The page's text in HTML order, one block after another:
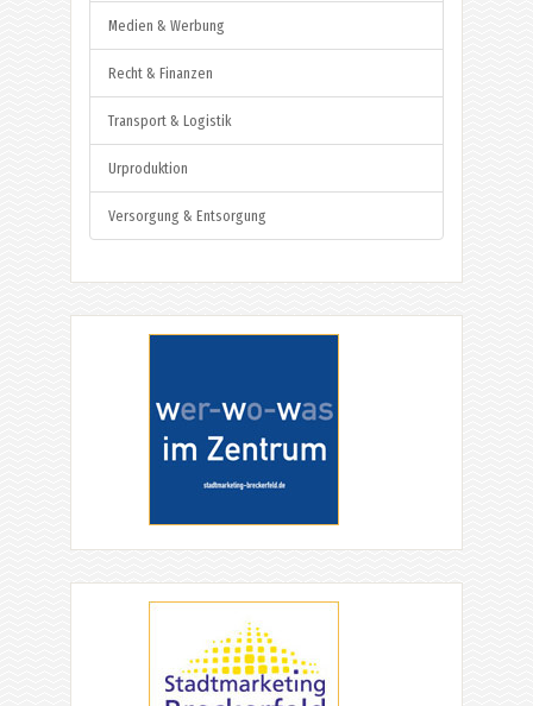
Medien & Werbung
Recht & Finanzen
Transport & Logistik
Urproduktion
Versorgung & Entsorgung